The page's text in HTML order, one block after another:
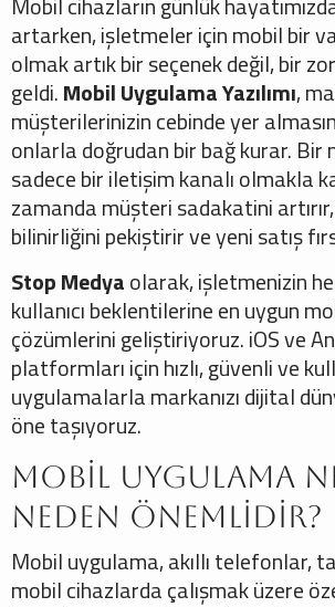
artarken, işletmeler için mobil bir
olmak artık bir seçenek değil, bir
geldi.Mobil Uygulama Yazılımı,
müşterilerinizin cebinde yer
onlarla doğrudan bir bağ kurar. Bir
sadece bir iletişim kanalı olmakla
zamanda müşteri sadakatini
bilinirliğini pekiştirir ve yeni satış
Stop Medyaolarak, işletmenizin
kullanıcı beklentilerine en uygun
çözümlerini geliştiriyoruz. iOS ve
platformları için hızlı, güvenli ve
uygulamalarla markanızı dijital
öne taşıyoruz.
Mobil Uygulama
Neden Önemlidir?
Mobil uygulama, akıllı telefonlar,
mobil cihazlarda çalışmak üzere